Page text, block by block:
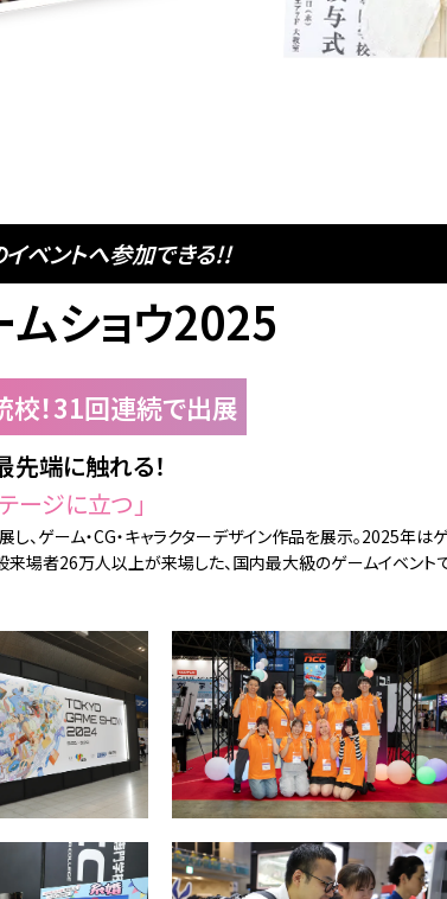
ベントへ参加できる!!
ショウ2025
校！31回連続で出展
端に触れる！
ージに立つ」
、ゲーム・CG・キャラクターデザイン作品を展示。2025年は
来場者26万人以上が来場した、国内最大級のゲームイベント